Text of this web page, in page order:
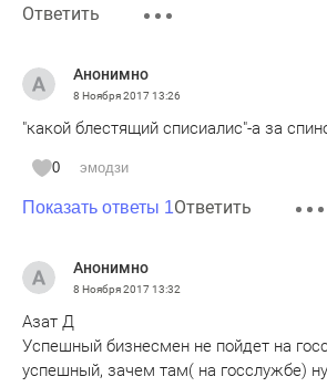
Ответить
Анонимно
8 Ноября 201713:26
"какой блестящий списиалис"-а за
0 эмодзи
Показать ответы 1Ответить
Анонимно
8 Ноября 201713:32
Азат Д
Успешный бизнесмен не пойдет на
успешный, зачем там( на госслужбе)